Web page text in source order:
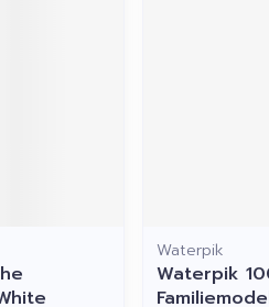
Waterpik
Waterpik